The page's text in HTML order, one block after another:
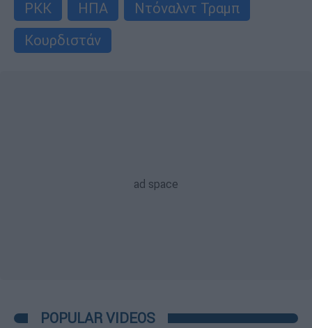
PKK ΗΠΑ
Ντόναλντ Τραμπ
Κουρδιστάν
POPULAR VIDEOS